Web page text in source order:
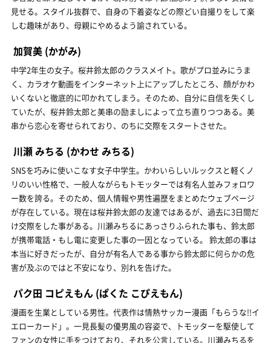
見せる。スタイル抜群で、自身の下着姿などの際どい自撮りをして楽
しむ趣味があり、母親にやめるよう諭されている。
加賀美 (かがみ)
中学2年生の女子。桜井鈴太郎のクラスメイト。歌がプロ並みにうま
く、カラオケ動画をインターネット上にアップしたところ、顔がかわ
いくないと徹底的に叩かれてしまう。そのため、自分に自信を失くし
ていたが、桜井鈴太郎と美串の励ましによって立ち直りつつある。美
串から恋心を寄せられており、のちに交際をスタートさせた。
川瀬 みちる (かわせ みちる)
SNSを巧みに使いこなす女子中学生。かわいらしいルックスと軽くノ
リのいい性格で、一般人ながらもトモッターでは有名人並みフォロワ
ー数を誇る。そのため、個人情報や男性遍歴をまとめたウェブページ
が存在している。現在は桜井鈴太郎の友達ではあるが、過去に3日間だ
け交際をした事がある。川瀬みちるにあっさりふられた事も、鈴太郎
が携帯電話・もし電に変更した事の一因となっている。 鈴太郎の事は
本当に好きだったが、自分が有名人である事から鈴太郎に何らかの危
害が及ぶのではと不安になり、別れを告げた。
パク田 コピえもん (ぱくた こぴえもん)
漫画を生業としている男性。代表作は情熱サッカー漫画「もらうな!!イ
エローカード」。一見長髪の優男風の容姿で、トモッターを駆使して
ファンの女性に手をつけており、それを公言している。川瀬みちるを